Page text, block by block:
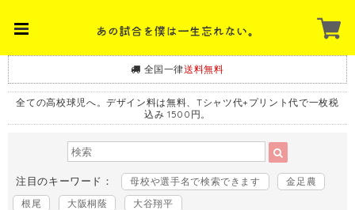
全国一律送料無料
全ての高校球児へ。デザイン料は無料、Tシャツ代+プリント代で一枚税
込み 1500円。
注目のキーワード： 母校や選手名で検索できます
金足農
根尾
大阪桐蔭 大谷翔平